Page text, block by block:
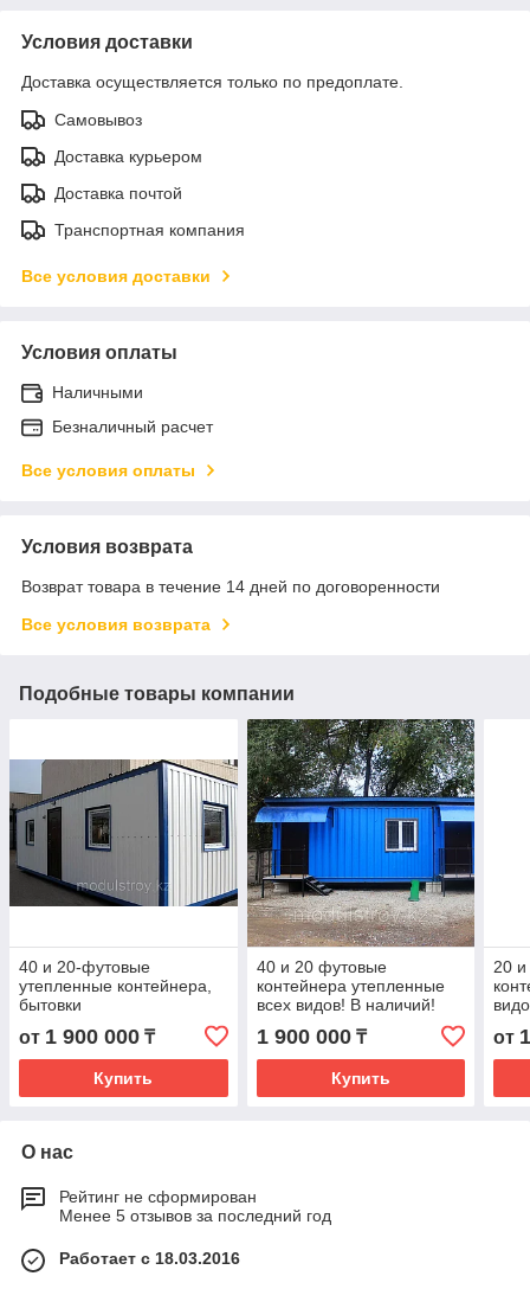
Условия доставки
Доставка осуществляется только по предоплате.
Самовывоз
Доставка курьером
Доставка почтой
Транспортная компания
Все условия доставки
Условия оплаты
Наличными
Безналичный расчет
Все условия оплаты
Условия возврата
Возврат товара в течение 14 дней по договоренности
Все условия возврата
Подобные товары компании
40 и 20-футовые
утепленные контейнера,
бытовки
от 1 900 000 ₸
Купить
40 и 20 футовые
контейнера утепленные
всех видов! В наличий!
1 900 000₸
Купить
20
от
О нас
Рейтинг не сформирован
Менее 5 отзывов за последний год
Работает с 18.03.2016